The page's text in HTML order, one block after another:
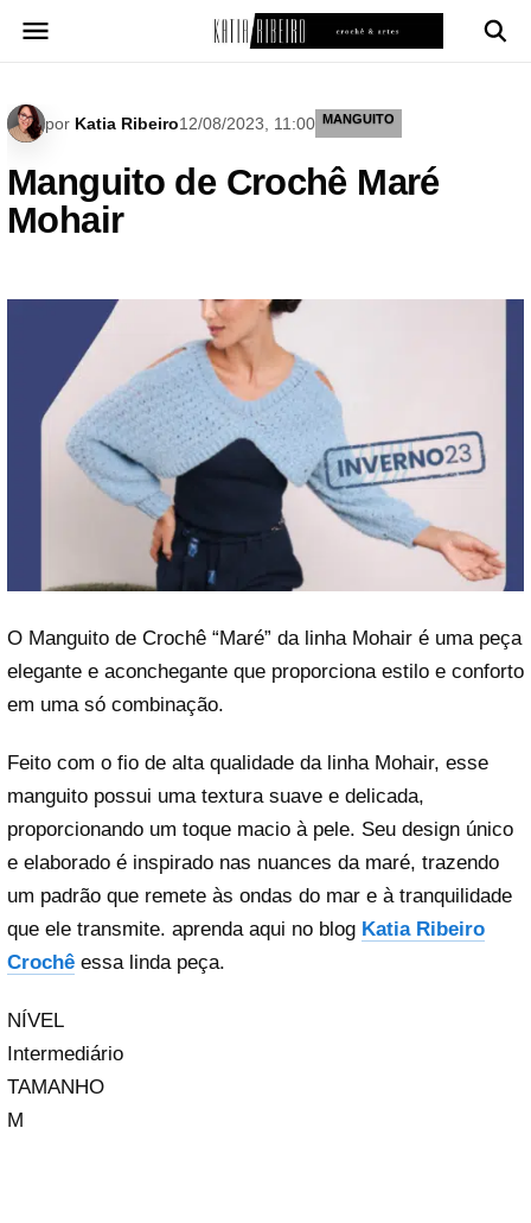
para
por Katia Ribeiro12/08/2023, 11:00 MANGUITO
Manguito de Crochê Maré
Mohair
O Manguito de Crochê “Maré” da linha Mohair é uma peça
elegante e aconchegante que proporciona estilo e conforto
em uma só combinação.
Feito com o fio de alta qualidade da linha Mohair, esse
manguito possui uma textura suave e delicada,
proporcionando um toque macio à pele. Seu design único
e elaborado é inspirado nas nuances da maré, trazendo
um padrão que remete às ondas do mar e à tranquilidade
que ele transmite. aprenda aqui no blog Katia Ribeiro
Crochê essa linda peça.
NÍVEL
Intermediário
TAMANHO
M